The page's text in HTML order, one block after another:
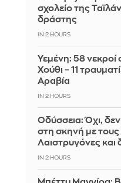
σχολείο της
δράστης
IN 2 HOURS
Υεμένη: 58 νεκροί
Χούθι – 11
Αραβία
IN 2 HOURS
Οδύσσεια: Όχι, δεν
στη σκηνή με
Λαιστρυγόνες και
IN 2 HOURS